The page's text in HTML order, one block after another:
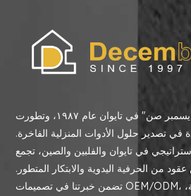
تأسست شركة "ديسمبر صن" في تايوان عام ١٩٨٧، وتطورت
في تصدير حلول الأدوات المنزلية الفاخرة.
في تايوان والفلبين والصين، تجمع
من الحرفية اليدوية والابتكار المتطور.
تضمن خبرتنا في تصميمات OEM/ODM، ومراقبة الجودة الصارمة،